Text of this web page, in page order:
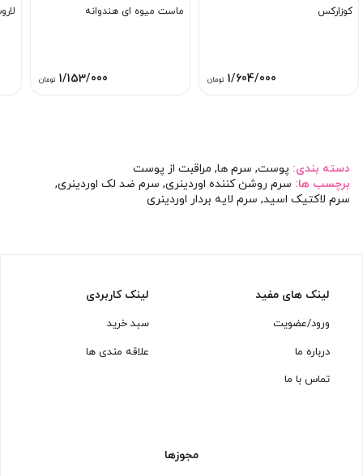
کوزارکس
1/604/000 تومان
ماست میوه ای هندوانه
1/153/000 تومان
دسته بندی: پوست, سرم ها, مراقبت از پوست
برچسب ها: سرم روشن کننده اوردینری, سرم ضد لک اوردینری,
سرم لاکتیک اسید, سرم لایه بردار اوردینری
لینک های مفید
ورود/عضویت
درباره ما
تماس با ما
لینک کاربردی
سبد خرید
علاقه مندی ها
مجوزها